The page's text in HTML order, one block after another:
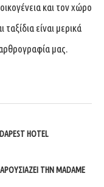
και τον χώρο
είναι μερικά
μας.
HOTEL
ΤΗΝ MADAME